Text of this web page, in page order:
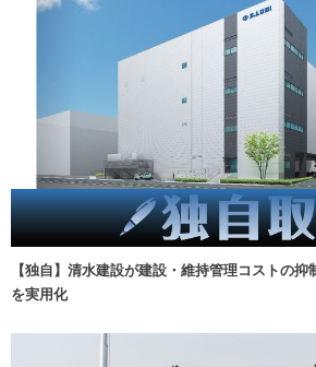
【独自】清水建設が建設・維持管理コストの
を実用化